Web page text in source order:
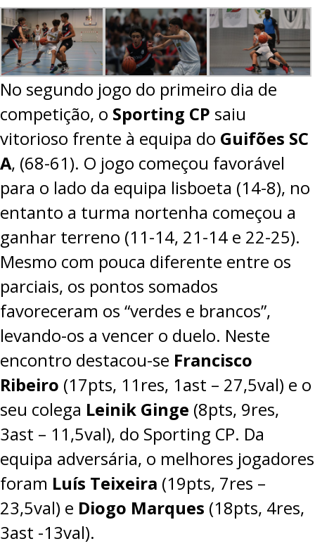
No segundo jogo do primeiro dia de
competição, o Sporting CP saiu
vitorioso frente à equipa do Guifões SC
A, (68-61). O jogo começou favorável
para o lado da equipa lisboeta (14-8), no
entanto a turma nortenha começou a
ganhar terreno (11-14, 21-14 e 22-25).
Mesmo com pouca diferente entre os
parciais, os pontos somados
favoreceram os “verdes e brancos”,
levando-os a vencer o duelo. Neste
encontro destacou-se Francisco
Ribeiro (17pts, 11res, 1ast – 27,5val) e o
seu colega Leinik Ginge (8pts, 9res,
3ast – 11,5val), do Sporting CP. Da
equipa adversária, o melhores jogadores
foram Luís Teixeira (19pts, 7res –
23,5val) e Diogo Marques (18pts, 4res,
3ast -13val).